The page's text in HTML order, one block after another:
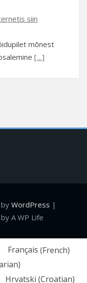
siin
mõnest
[…]
WordPress |
A WP Life
Français (French)
)
Hrvatski (Croatian)